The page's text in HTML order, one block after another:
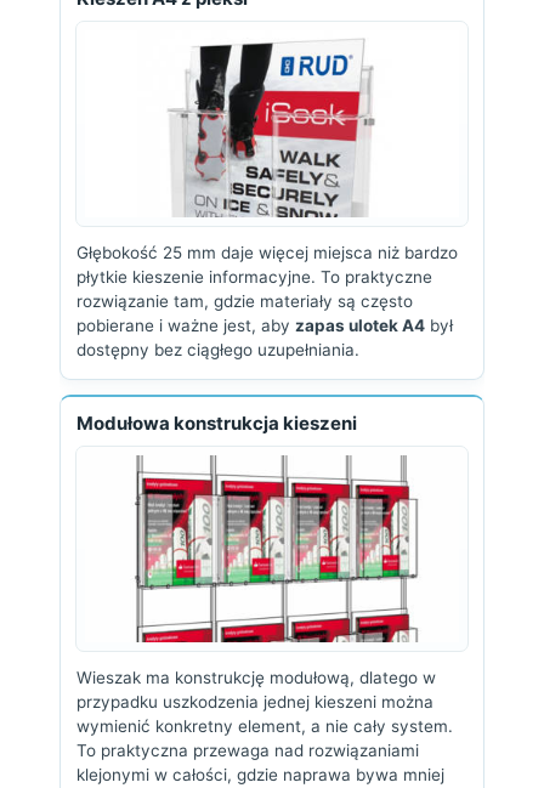
Głębokość 25 mm daje więcej miejsca niż bardzo
płytkie kieszenie informacyjne. To praktyczne
rozwiązanie tam, gdzie materiały są często
pobierane i ważne jest, aby zapas ulotek A4 był
dostępny bez ciągłego uzupełniania.
Modułowa konstrukcja kieszeni
Wieszak ma konstrukcję modułową, dlatego w
przypadku uszkodzenia jednej kieszeni można
wymienić konkretny element, a nie cały system.
To praktyczna przewaga nad rozwiązaniami
klejonymi w całości, gdzie naprawa bywa mniej